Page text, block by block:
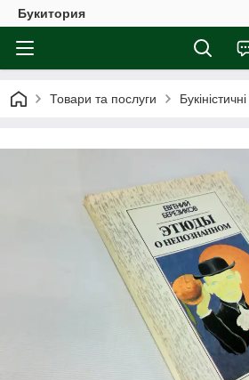
Букитория
Товари та послуги